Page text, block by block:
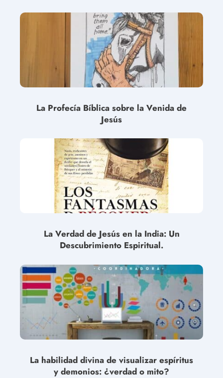
La Profecía Bíblica sobre la Venida de
Jesús
La Verdad de Jesús en la India: Un
Descubrimiento Espiritual.
La habilidad divina de visualizar espíritus
y demonios: ¿verdad o mito?